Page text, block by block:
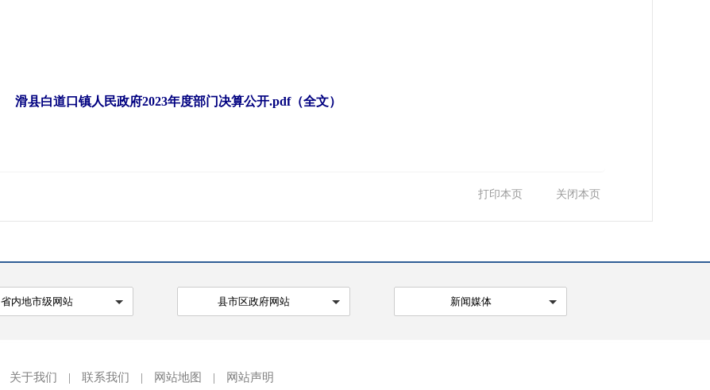
滑县白道口镇人民政府2023年度部门决算公开.pdf（全文）
打印本页 关闭本页
省内地市级网站 县市区政府网站 新闻媒体
关于我们 | 联系我们 | 网站地图 | 网站声明